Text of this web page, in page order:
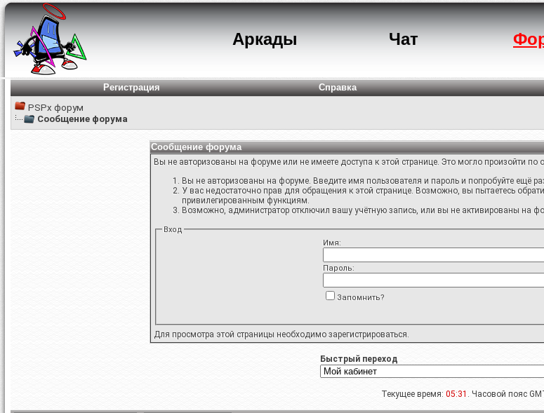
Аркады Чат
Регистрация Справка
PSPx форум
Сообщение форума
Сообщение форума
Вы не авторизованы на форуме или не имеете доступа к этой странице. Это могло произойти по
Вы не авторизованы на форуме. Введите имя пользователя и пароль и попробуйте ещё
У вас недостаточно прав для обращения к этой странице. Возможно, вы пытаетесь
привилегированным функциям.
Возможно, администратор отключил вашу учётную запись, или вы не активированы на
Вход
Имя:
Пароль:
Запомнить?
Для просмотра этой страницы необходимо зарегистрироваться.
Быстрый переход
Текущее время: 05:31 . Часовой пояс